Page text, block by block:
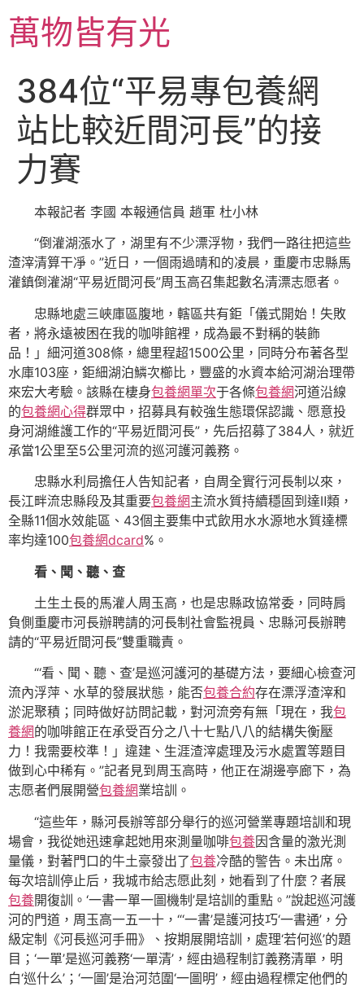
主萬物皆有光
384位“平易專包養網
站比較近間河長”的接
力賽
本報記者 李國 本報通信員 趙軍 杜小林
“倒灌湖漲水了，湖里有不少漂浮物，我們一路往把這些
渣滓清算干凈。”近日，一個雨過晴和的凌晨，重慶市忠縣馬
灌鎮倒灌湖“平易近間河長”周玉高召集起數名清漂志愿者。
忠縣地處三峽庫區腹地，轄區共有鉅「儀式開始！失敗
者，將永遠被困在我的咖啡館裡，成為最不對稱的裝飾
品！」細河道308條，總里程超1500公里，同時分布著各型
水庫103座，鉅細湖泊鱗次櫛比，豐盛的水資本給河湖治理帶
來宏大考驗。該縣在棲身包養網單次于各條包養網河道沿線
的包養網心得群眾中，招募具有較強生態環保認識、愿意投
身河湖維護工作的“平易近間河長”，先后招募了384人，就近
承當1公里至5公里河流的巡河護河義務。
忠縣水利局擔任人告知記者，自周全實行河長制以來，
長江畔流忠縣段及其重要包養網主流水質持續穩固到達Ⅱ類，
全縣11個水效能區、43個主要集中式飲用水水源地水質達標
率均達100包養網dcard%。
看、聞、聽、查
土生土長的馬灌人周玉高，也是忠縣政協常委，同時肩
負側重慶市河長辦聘請的河長制社會監視員、忠縣河長辦聘
請的“平易近間河長”雙重職責。
“‘看、聞、聽、查’是巡河護河的基礎方法，要細心檢查河
流內浮萍、水草的發展狀態，能否包養合約存在漂浮渣滓和
淤泥聚積；同時做好訪問記載，對河流旁有無「現在，我包
養網的咖啡館正在承受百分之八十七點八八的結構失衡壓
力！我需要校準！」違建、生涯渣滓處理及污水處置等題目
做到心中稀有。”記者見到周玉高時，他正在湖邊亭廊下，為
志愿者們展開營包養網業培訓。
“這些年，縣河長辦等部分舉行的巡河營業專題培訓和現
場會，我從她迅速拿起她用來測量咖啡包養因含量的激光測
量儀，對著門口的牛土豪發出了包養冷酷的警告。未出席。
每次培訓停止后，我城市給志愿此刻，她看到了什麼？者展
包養開復訓。‘一書一單一圖機制’是培訓的重點。”說起巡河護
河的門道，周玉高一五一十，“‘一書’是護河技巧‘一書通’，分
級定制《河長巡河手冊》、按期展開培訓，處理‘若何巡’的題
目；‘一單’是巡河義務‘一單清’，經由過程制訂義務清單，明
白‘巡什么’；‘一圖’是治河范圍‘一圖明’，經由過程標定他們的